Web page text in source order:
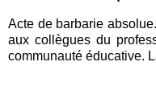
Acte de barbarie
aux collègues du
communauté éducative.